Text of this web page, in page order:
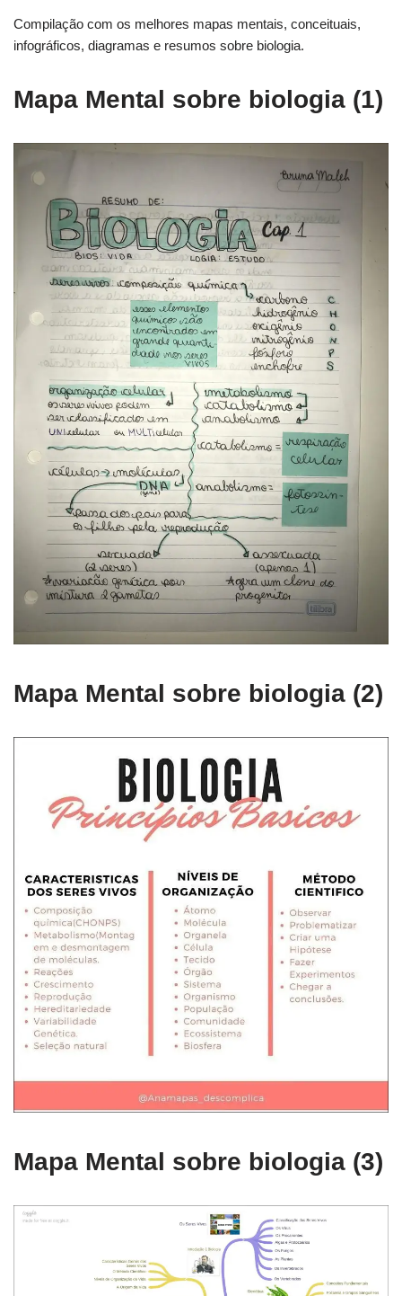
Compilação com os melhores mapas mentais, conceituais,
infográficos, diagramas e resumos sobre biologia.
Mapa Mental sobre biologia (1)
Mapa Mental sobre biologia (2)
Mapa Mental sobre biologia (3)